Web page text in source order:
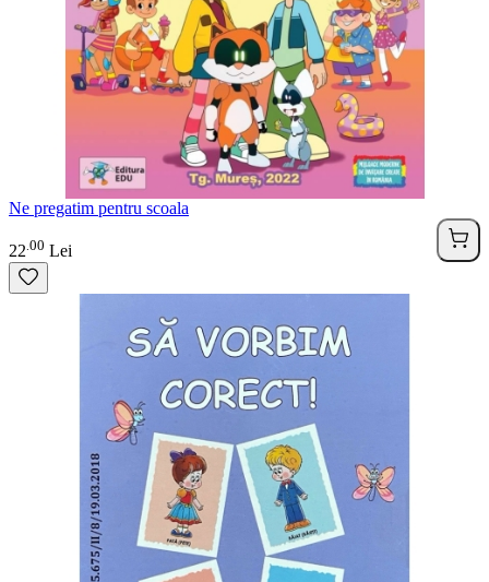
Ne pregatim pentru scoala
22 00 Lei